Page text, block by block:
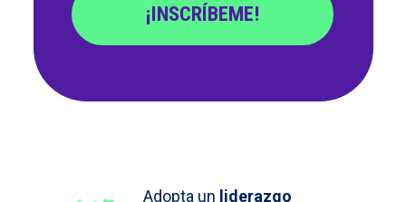
¡INSCRÍBEME!
Adopta un liderazgo